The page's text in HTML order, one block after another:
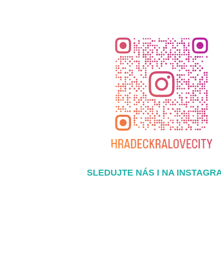
SLEDUJTE NÁS I NA